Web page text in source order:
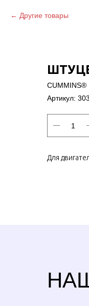
Другие товары
CUMMINS®
Артикул:
Для